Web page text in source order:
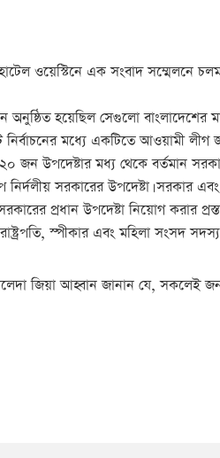
ওয়েস্টিনে এক সংবাদ সম্মেলনে
হয়েছিল সেগুলো বাংলাদেশের
মধ্যে একটিতে আওয়ামী
জন উপদেষ্টার মধ্য থেকে বর্তমান
সরকারের উপদেষ্টা। সরকার
প্রধান উপদেষ্টা নিয়োগ করার
স্পীকার এবং মহিলা সংসদ
জিয়া আহ্বান জানান যে, সকলেই জন